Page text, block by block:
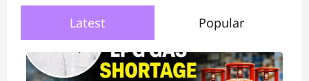
Latest Popular